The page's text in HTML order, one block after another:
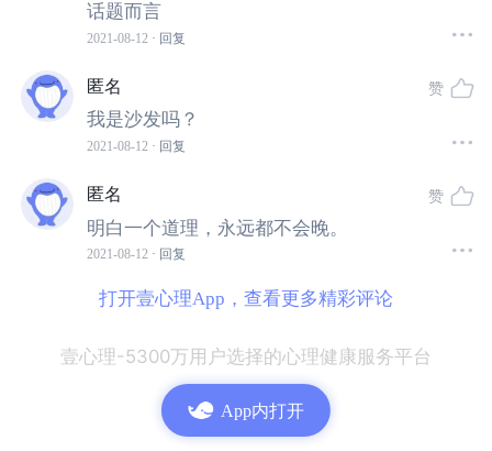
“在学校时，我总是害怕在课堂上被老师叫起来回答问
很蠢或者很无聊。我会紧张得心跳加快，头晕恶心。
而当我工作后，我讨厌跟我的老板同事见面，或者在会
议中发言。我甚至不能参加我最好朋友的婚礼，因为我
害怕跟陌生人交谈。我曾尝试在活动前喝些酒壮胆，结
果从那以后我开始每天都要喝点酒以便去面对我所需要
“我最后去寻求心理医生的帮助，因为我已经疲于以这样
话题而言
2021-08-12 · 回复
匿名
我是沙发吗？
2021-08-12 · 回复
赞
匿名
明白一个道理，永远都不会晚。
2021-08-12 · 回复
赞
打开壹心理App，查看更多精彩评论
壹心理-5300万用户选择的心理健康服务平台
App内打开